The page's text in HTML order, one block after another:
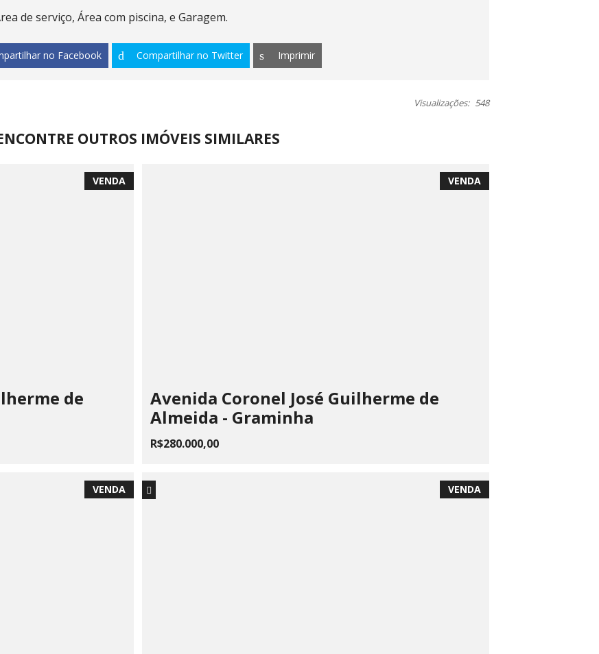
de serviço, Área com piscina, e Garagem.
no Facebook Compartilhar no Twitter Imprimir
Visualizações: 548
OUTROS IMÓVEIS SIMILARES
VENDA
de
VENDA
Avenida Coronel José Guilherme de
Almeida - Graminha
R$280.000,00
VENDA VENDA